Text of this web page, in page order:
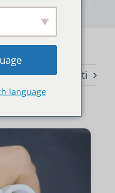
Avanti
language